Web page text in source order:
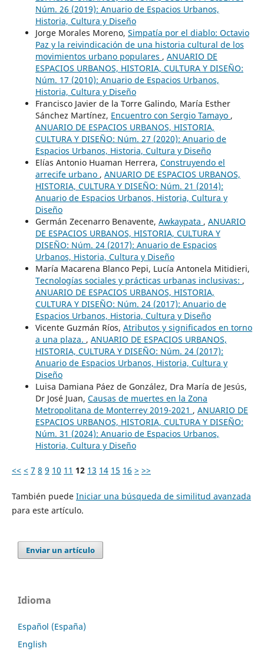
Núm. 26 (2019): Anuario de Espacios Urbanos,
Historia, Cultura y Diseño
Jorge Morales Moreno, Simpatía por el diablo: Octavio
Paz y la reivindicación de una historia cultural de los
movimientos urbano populares , ANUARIO DE
ESPACIOS URBANOS, HISTORIA, CULTURA Y DISEÑO:
Núm. 17 (2010): Anuario de Espacios Urbanos,
Historia, Cultura y Diseño
Francisco Javier de la Torre Galindo, María Esther
Sánchez Martínez, Encuentro con Sergio Tamayo ,
ANUARIO DE ESPACIOS URBANOS, HISTORIA,
CULTURA Y DISEÑO: Núm. 27 (2020): Anuario de
Espacios Urbanos, Historia, Cultura y Diseño
Elías Antonio Huaman Herrera, Construyendo el
arrecife urbano , ANUARIO DE ESPACIOS URBANOS,
HISTORIA, CULTURA Y DISEÑO: Núm. 21 (2014):
Anuario de Espacios Urbanos, Historia, Cultura y
Diseño
Germán Zecenarro Benavente, Awkaypata , ANUARIO
DE ESPACIOS URBANOS, HISTORIA, CULTURA Y
DISEÑO: Núm. 24 (2017): Anuario de Espacios
Urbanos, Historia, Cultura y Diseño
María Macarena Blanco Pepi, Lucía Antonela Mitidieri,
Tecnologías sociales y prácticas urbanas inclusivas: ,
ANUARIO DE ESPACIOS URBANOS, HISTORIA,
CULTURA Y DISEÑO: Núm. 24 (2017): Anuario de
Espacios Urbanos, Historia, Cultura y Diseño
Vicente Guzmán Ríos, Atributos y significados en torno
a una plaza. , ANUARIO DE ESPACIOS URBANOS,
HISTORIA, CULTURA Y DISEÑO: Núm. 24 (2017):
Anuario de Espacios Urbanos, Historia, Cultura y
Diseño
Luisa Damiana Páez de González, Dra María de Jesús,
Dr José Juan, Causas de muertes en la Zona
Metropolitana de Monterrey 2019-2021 , ANUARIO DE
ESPACIOS URBANOS, HISTORIA, CULTURA Y DISEÑO:
Núm. 31 (2024): Anuario de Espacios Urbanos,
Historia, Cultura y Diseño
<< < 7 8 9 10 11 12 13 14 15 16 > >>
También puede Iniciar una búsqueda de similitud avanzada
para este artículo.
Enviar un artículo
Idioma
Español (España)
English